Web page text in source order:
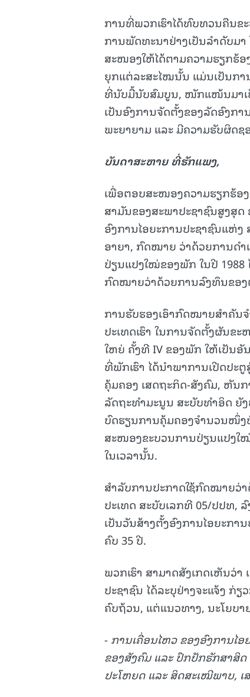
ການທີ່ພວກເຮົາໄດ້ທົບທວນຄືນຂ
ການພັດທະນາຢ່າງເປັນລຳດັບມ
ສະໜອງໃຫ້ໄດ້ຕາມຄວາມຮຽກຮ້
ຍຸກແຕ່ລະສະໄໝນັ້ນ ແມ່ນເປັນກາ
ທີ່ນັບມື້ນັບສົມບູນ, ໜັກແໜ້ນມາເປັ
ເປັນອົງການຈັດຕັ້ງຂອງລັດອົງກ
ພະຍາຍາມ ແລະ ມີຄວາມຮັບຜິດຊ
ບັນດາສະຫາຍ ທີ່ຮັກແພງ,
ເພື່ອຕອບສະໜອງຄວາມຮຽກຮ້ອ
ສາມັນຂອງສະພາປະຊາຊົນສູງສຸ
ອົງການໄອຍະການປະຊາຊົນແຫ່
ອາຍາ, ກົດໝາຍ ວ່າດ້ວຍການດໍ
ປ່ຽນແປງໃໝ່ຂອງພັກ ໃນປີ
ກົດໝາຍວ່າດ້ວຍການລົງທຶນຂອງ
ການຮັບຮອງເອົາກົດໝາຍສໍາຄັ
ປະເທດເຮົາ ໃນການຈັດຕັ້ງຜັນຂ
ໃຫຍ່ ຄັ້ງທີ IV ຂອງພັກ ໃຫ້ເປັນອັ
ທີ່ພັກເຮົາ ໄດ້ນໍາພາການເປີດປ
ຄຸ້ມຄອງ ເສດຖະກິດ-ສັງຄົມ, ຫັນ
ລັດຖະທໍາມະນູນ ສະບັບທໍາອິດ ຍັ
ບົດຮຽນການຄຸ້ມຄອງຈໍານວນໜຶ່
ສະໜອງຂະບວນການປ່ຽນແປງໃ
ໃນເວລານັ້ນ.
ສໍາລັບການປະກາດໃຊ້ກົດໝາຍວ່
ປະເທດ ສະບັບເລກທີ 05/ປປທ,
ເປັນວັນສ້າງຕັ້ງອົງການໄອຍະກາ
ຄົບ 35 ປີ.
ພວກເຮົາ ສາມາດສັງເກດເຫັນວ່
ປະຊາຊົນ ໄດ້ລະບຸຢ່າງຈະແຈ້ງ ກ່
ຄົບຖ້ວນ, ແຕ່ແນວທາງ, ນະໂຍບ
- ການເຄື່ອນໄຫວ ຂອງອົງການໄ
ຂອງສັງຄົມ ແລະ ປົກປັກຮັກສາສິ
ປະໂຫຍດ ແລະ ສິດສະເໝີພາບ,